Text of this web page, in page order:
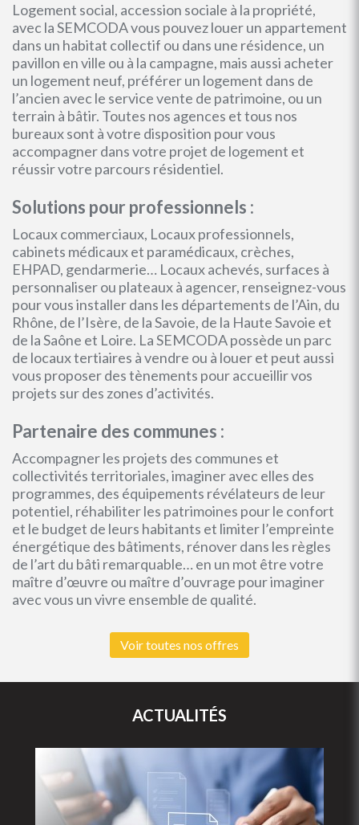
Logement social, accession sociale à la propriété,
avec la SEMCODA vous pouvez louer un appartement
dans un habitat collectif ou dans une résidence, un
pavillon en ville ou à la campagne, mais aussi acheter
un logement neuf, préférer un logement dans de
l’ancien avec le service vente de patrimoine, ou un
terrain à bâtir. Toutes nos agences et tous nos
bureaux sont à votre disposition pour vous
accompagner dans votre projet de logement et
réussir votre parcours résidentiel.
Solutions pour professionnels :
Locaux commerciaux, Locaux professionnels,
cabinets médicaux et paramédicaux, crèches,
EHPAD, gendarmerie… Locaux achevés, surfaces à
personnaliser ou plateaux à agencer, renseignez-vous
pour vous installer dans les départements de l’Ain, du
Rhône, de l’Isère, de la Savoie, de la Haute Savoie et
de la Saône et Loire. La SEMCODA possède un parc
de locaux tertiaires à vendre ou à louer et peut aussi
vous proposer des tènements pour accueillir vos
projets sur des zones d’activités.
Partenaire des communes :
Accompagner les projets des communes et
collectivités territoriales, imaginer avec elles des
programmes, des équipements révélateurs de leur
potentiel, réhabiliter les patrimoines pour le confort
et le budget de leurs habitants et limiter l’empreinte
énergétique des bâtiments, rénover dans les règles
de l’art du bâti remarquable… en un mot être votre
maître d’œuvre ou maître d’ouvrage pour imaginer
avec vous un vivre ensemble de qualité.
Voir toutes nos offres
ACTUALITÉS